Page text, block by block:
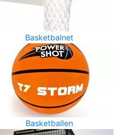
Basketbalnet
Basketballen